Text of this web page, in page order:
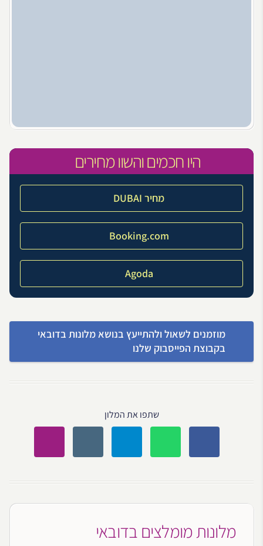
היו חכמים והשוו מחירים
מחיר DUBAI
Booking.com
Agoda
מוזמנים לשאול ולהתייעץ בנושא מלונות בדובאי
בקבוצת הפייסבוק שלנו
שתפו את המלון
מלונות מומלצים בדובאי